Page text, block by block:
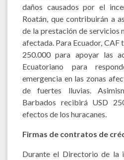
daños causados por el
Roatán, que contribuirán a
de la prestación de servicios
afectada. Para Ecuador, CAF
250.000 para apoyar las
Ecuatoriano para
emergencia en las zonas
de fuertes lluvias.
Barbados recibirá USD
efectos de los huracanes.
Firmas de contratos de
Durante el Directorio de la